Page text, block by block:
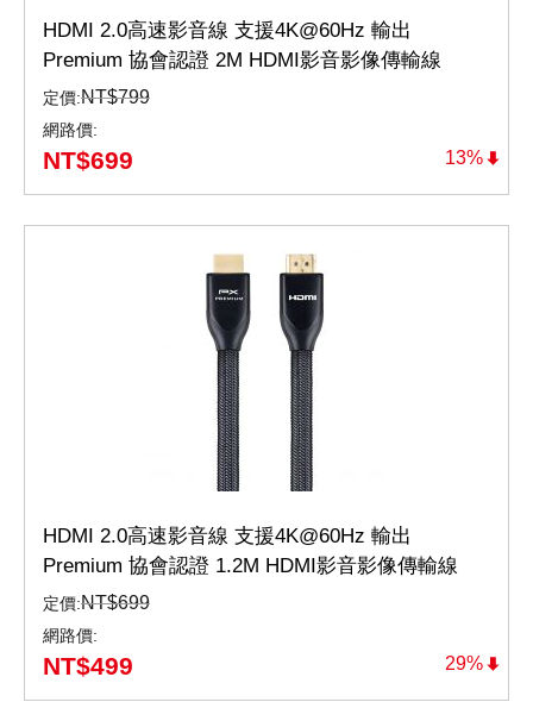
13%
HDMI 2.0高速影音線 支援4K@60Hz 輸出
Premium 協會認證 2M HDMI影音影像傳輸線
Premium（HD2-2MX）
定價:NT$799
網路價:
NT$699
29%
HDMI 2.0高速影音線 支援4K@60Hz 輸出
Premium 協會認證 1.2M HDMI影音影像傳輸線
Premium（HD2-1.2MX）
定價:NT$699
網路價:
NT$499